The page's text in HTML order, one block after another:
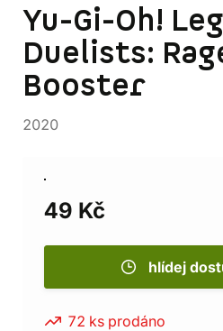
Yu-Gi-Oh!
Duelists:
Booster
2020
49 Kč
hlídej
72 ks prodáno